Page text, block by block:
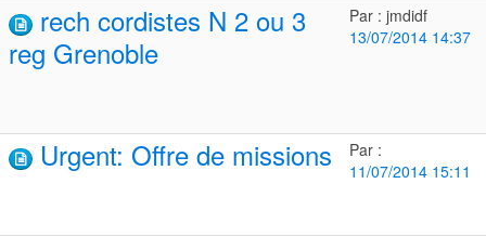
rech cordistes N 2 ou 3
reg Grenoble
Par : jmdidf
13/07/2014 14:37
Urgent: Offre de missions
Par :
11/07/2014 15:11